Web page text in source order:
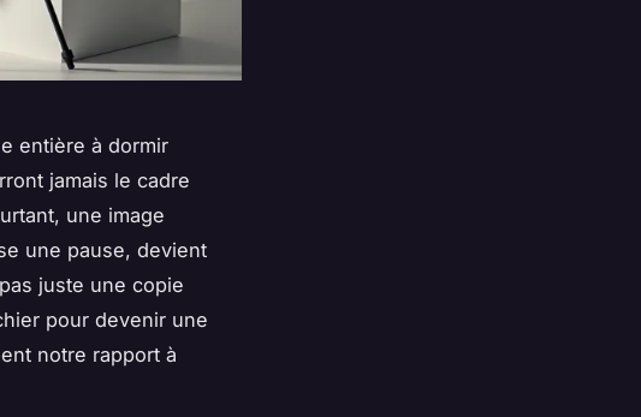
entière à dormir
jamais le cadre
une image
une pause, devient
juste une copie
pour devenir une
notre rapport à